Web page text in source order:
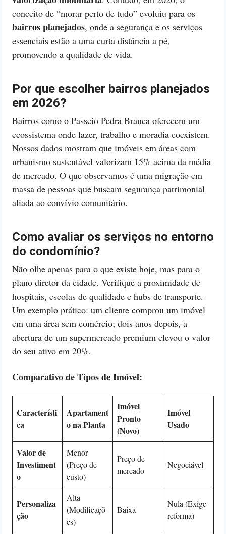
conceito de “morar perto de tudo” evoluiu para os
bairros planejados, onde a segurança e os serviços
essenciais estão a uma curta distância a pé,
promovendo a qualidade de vida.
Por que escolher bairros planejados
em 2026?
Bairros como o Passeio Pedra Branca oferecem um
ecossistema onde lazer, trabalho e moradia coexistem.
Nossos dados mostram que imóveis em áreas com
urbanismo sustentável valorizam 15% acima da média
de mercado. O que observamos é uma migração em
massa de pessoas que buscam segurança patrimonial
aliada ao convívio comunitário.
Como avaliar os serviços no entorno
do condomínio?
Não olhe apenas para o que existe hoje, mas para o
plano diretor da cidade. Verifique a proximidade de
hospitais, escolas de qualidade e hubs de transporte.
Um exemplo prático: um cliente comprou um imóvel
em uma área sem comércio; dois anos depois, a
abertura de um supermercado premium elevou o valor
do seu ativo em 20%.
Comparativo de Tipos de Imóvel:
Característi
ca
Apartament
o na Planta
Imóvel
Pronto
(Novo)
Imóvel
Usado
Valor de
Investiment
o
Menor
(Preço de
custo)
Preço de
mercado
Negociável
Personaliza
ção
Alta
(Modificaçõ
es)
Baixa
Nula (Exige
reforma)